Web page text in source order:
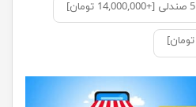
5 صندلی [+14,000,000 تومان]